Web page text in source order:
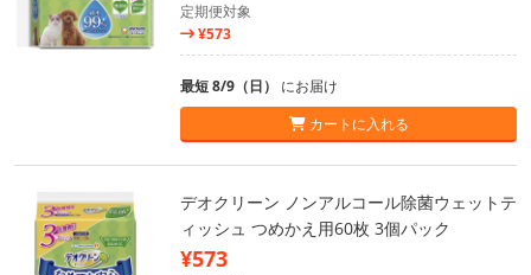
定期便対象
¥573
最短 8/9（日） にお届け
カートに入れる
デオクリーン ノンアルコール除菌ウェットテ
ィッシュ つめかえ用60枚 3個パック
¥573